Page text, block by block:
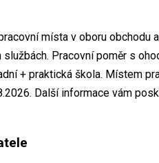
místa v oboru obchodu
službách. Pracovní poměr s
+ praktická škola. Místem
Další informace vám